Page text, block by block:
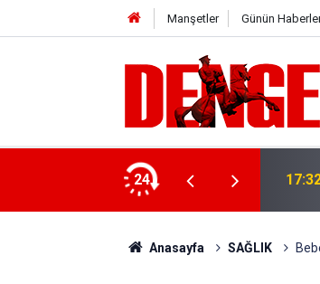
Manşetler Günün
24
Anasayfa SAĞLIK